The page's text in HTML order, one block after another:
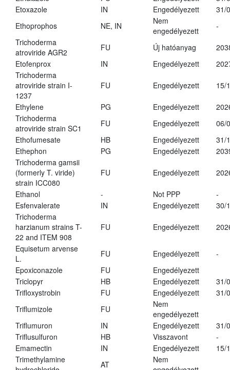
Etoxazole
IN Engedélyezett
31/
Ethoprophos
NE, IN
Nem
engedélyezett
-
Trichoderma
atroviride AGR2
FU Új hatóanyag
Etofenprox
IN Engedélyezett
Trichoderma
atroviride strain I-
1237
FU Engedélyezett 15/
Ethylene PG Engedélyezett
Trichoderma
atroviride strain SC1
FU Engedélyezett
06/
Ethofumesate
HB Engedélyezett
31/
Ethephon
PG Engedélyezett
Trichoderma gamsii
(formerly T. viride)
strain ICC080
FU Engedélyezett
Ethanol - Not PPP
-
Esfenvalerate
IN Engedélyezett
30/
Trichoderma
harzianum strains T-
22 and ITEM 908
FU Engedélyezett
Equisetum arvense
L.
FU Engedélyezett
-
Epoxiconazole
FU
Engedélyezett
Triclopyr
HB Engedélyezett
31/
Trifloxystrobin
FU Engedélyezett
31/
Triflumizole
FU
Nem
engedélyezett
Triflumuron
IN Engedélyezett
31/
Triflusulfuron
HB Visszavont
-
Emamectin
IN Engedélyezett
15/
Trimethylamine
AT
Nem